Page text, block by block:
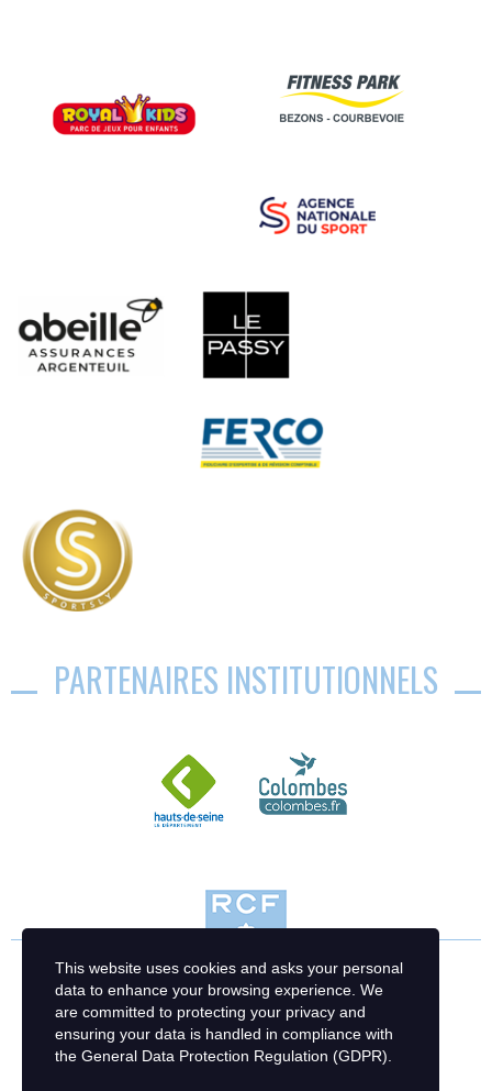
PARTENAIRES INSTITUTIONNELS
This website uses cookies and asks your personal
data to enhance your browsing experience. We
are committed to protecting your privacy and
ensuring your data is handled in compliance with
the General Data Protection Regulation (GDPR)